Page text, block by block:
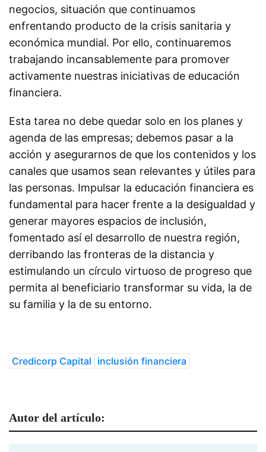
negocios, situación que continuamos
enfrentando producto de la crisis sanitaria y
económica mundial. Por ello, continuaremos
trabajando incansablemente para promover
activamente nuestras iniciativas de educación
financiera.
Esta tarea no debe quedar solo en los planes y
agenda de las empresas; debemos pasar a la
acción y asegurarnos de que los contenidos y los
canales que usamos sean relevantes y útiles para
las personas. Impulsar la educación financiera es
fundamental para hacer frente a la desigualdad y
generar mayores espacios de inclusión,
fomentado así el desarrollo de nuestra región,
derribando las fronteras de la distancia y
estimulando un círculo virtuoso de progreso que
permita al beneficiario transformar su vida, la de
su familia y la de su entorno.
Credicorp Capital inclusión financiera
Autor del artículo: